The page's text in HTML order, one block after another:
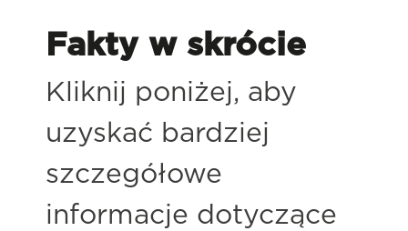
Fakty w skrócie
Kliknij poniżej, aby
uzyskać bardziej
szczegółowe
informacje dotyczące